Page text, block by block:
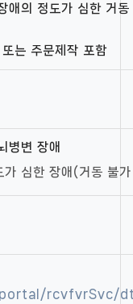
의 정도가 심한 거동
는 주문제작 포함
병변 장애
심한 장애(거동 불
rcvfvrSvc/